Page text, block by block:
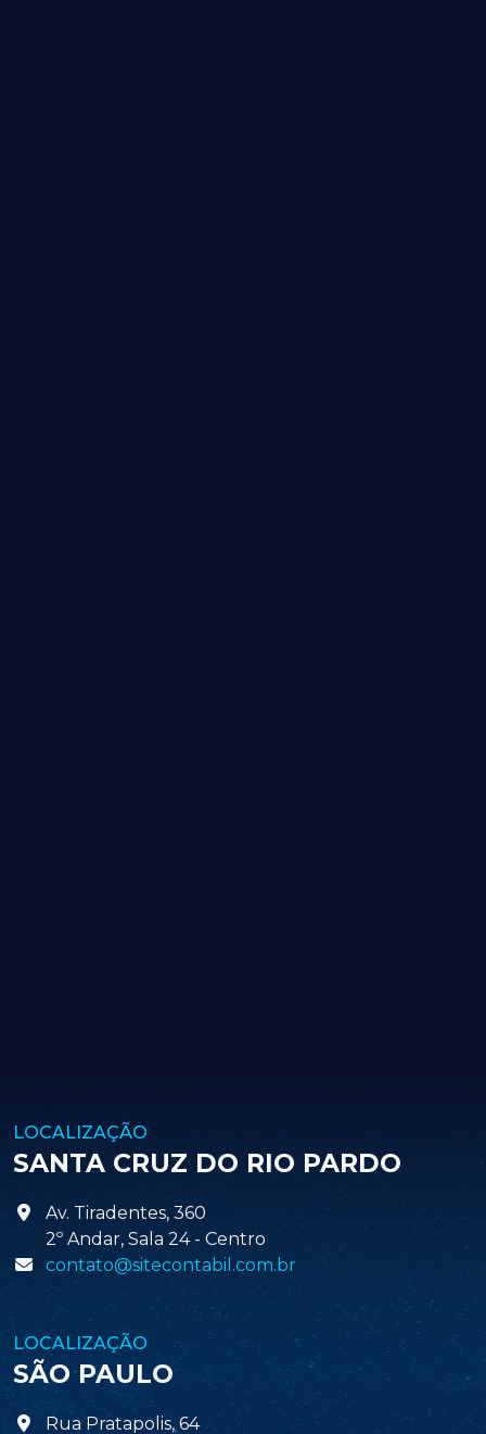
LOCALIZAÇÃO
SANTA CRUZ DO RIO PARDO
Av. Tiradentes, 360
2º Andar, Sala 24 - Centro
contato@sitecontabil.com.br
LOCALIZAÇÃO
SÃO PAULO
Rua Pratapolis, 64